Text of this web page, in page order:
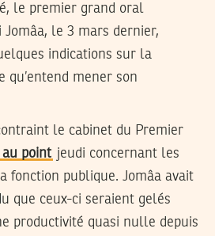
le premier grand oral
Jomâa, le 3 mars dernier,
indications sur la
qu’entend mener son
le cabinet du Premier
point jeudi concernant les
fonction publique. Jomâa avait
que ceux-ci seraient gelés
productivité quasi nulle depuis